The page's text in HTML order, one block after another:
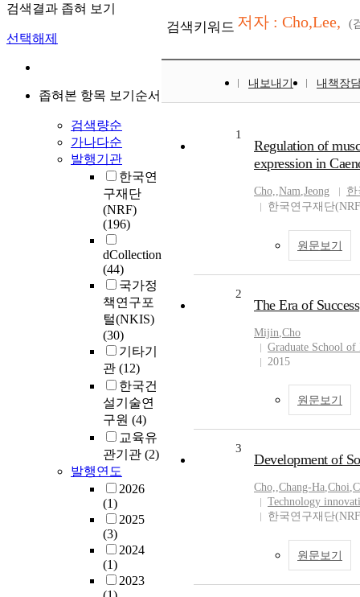
검색결과 좁혀 보기
선택해제
좁혀본 항목 보기순서
검색량순
가나다순
발행기관
한국연
구재단
(NRF)
(196)
dCollection
(44)
국가정
책연구포
털(NKIS)
(30)
기타기
관 (12)
한국건
설기술연
구원 (4)
교육유
관기관 (2)
발행연도
2026
(1)
2025
(3)
2024
(1)
2023
검색키워드 저자 : Cho,Lee, (
내보내기 내책장
1
Regulation of
expression in
Cho,,Nam,Jeong
한국연구재단
원문보기
2
The Era of Success
Mijin,Cho
Graduate School
2015
원문보기
3
Development of
Cho,,Chang-Ha,Choi,
Technology
한국연구재단
원문보기